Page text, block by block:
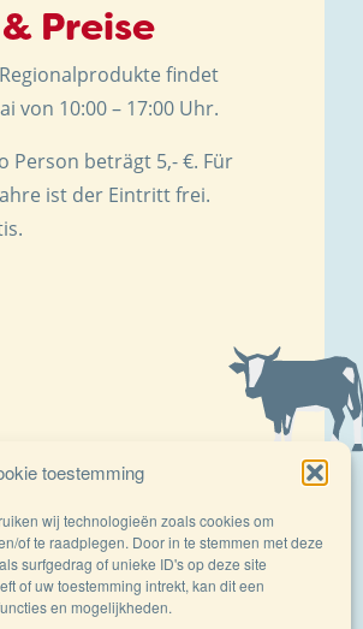
toestemming
wij technologieën zoals cookies om
of te raadplegen. Door in te stemmen met deze
surfgedrag of unieke ID's op deze site
of uw toestemming intrekt, kan dit een
en mogelijkheden.
Preise
findet
von 10:00 – 17:00 Uhr.
Person beträgt 5,- €. Für
ist der Eintritt frei.